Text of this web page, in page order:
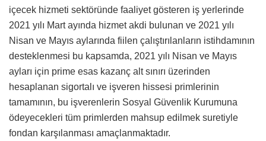
içecek hizmeti sektöründe faaliyet gösteren iş yerlerinde
2021 yılı Mart ayında hizmet akdi bulunan ve 2021 yılı
Nisan ve Mayıs aylarında fiilen çalıştırılanların istihdamının
desteklenmesi bu kapsamda, 2021 yılı Nisan ve Mayıs
ayları için prime esas kazanç alt sınırı üzerinden
hesaplanan sigortalı ve işveren hissesi primlerinin
tamamının, bu işverenlerin Sosyal Güvenlik Kurumuna
ödeyecekleri tüm primlerden mahsup edilmek suretiyle
fondan karşılanması amaçlanmaktadır.